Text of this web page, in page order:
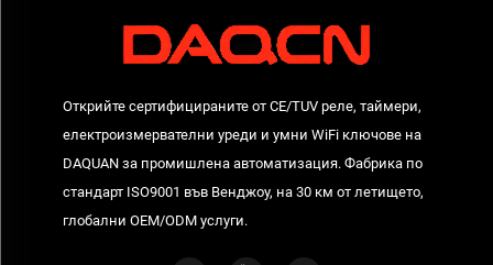
Открийте сертифицираните от CE/TUV реле, таймери,
електроизмервателни уреди и умни WiFi ключове на
DAQUAN за промишлена автоматизация. Фабрика по
стандарт ISO9001 във Венджоу, на 30 км от летището,
глобални OEM/ODM услуги.